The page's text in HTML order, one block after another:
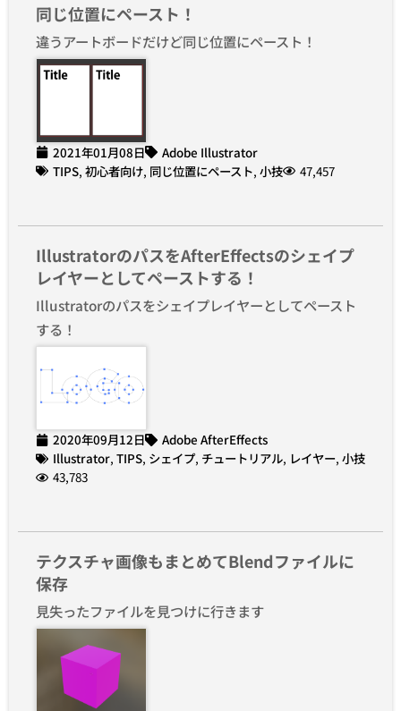
同じ位置にペースト！
違うアートボードだけど同じ位置にペースト！
2021年01月08日
Adobe Illustrator
TIPS, 初心者向け, 同じ位置にペースト, 小技 47,457
IllustratorのパスをAfterEffectsのシェイプ
レイヤーとしてペーストする！
Illustratorのパスをシェイプレイヤーとしてペースト
する！
2020年09月12日
Adobe AfterEffects
Illustrator, TIPS, シェイプ, チュートリアル, レイヤー, 小技
43,783
テクスチャ画像もまとめてBlendファイルに
保存
見失ったファイルを見つけに行きます